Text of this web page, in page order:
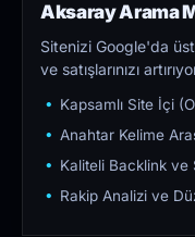
Aksaray Arama
Sitenizi Google'da
ve satışlarınızı
Kapsamlı Site İçi
Anahtar Kelime
Kaliteli Backlink ve
Rakip Analizi ve